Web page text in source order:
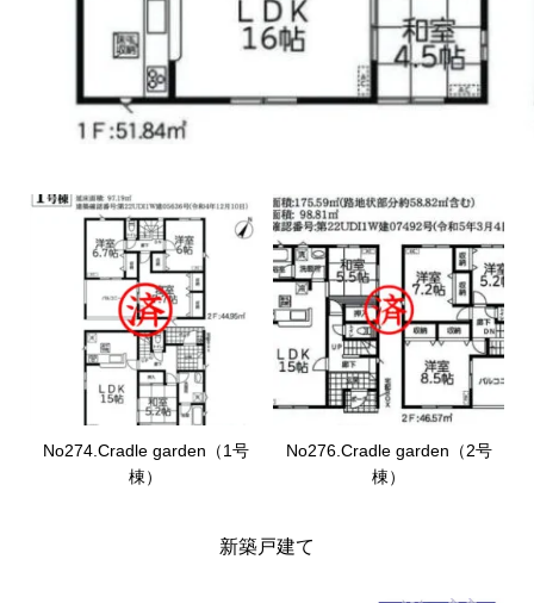
No274.Cradle garden（1号
棟）
No276.Cradle garden（2号
棟）
新築戸建て